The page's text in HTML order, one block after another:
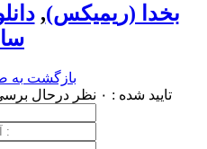
بخدا (ریمیکس),
بازگشت به
تایید شده : ۰ نظر
درحال